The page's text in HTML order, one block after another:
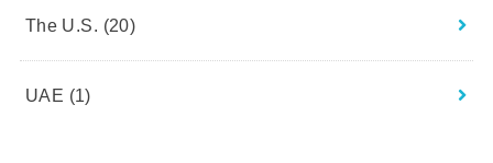
The U.S. (20)
UAE (1)